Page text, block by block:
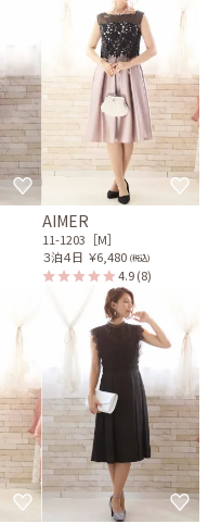
AIMER
11-1203［M］
３泊４日 ￥6,480 (税込)
4.9(8)